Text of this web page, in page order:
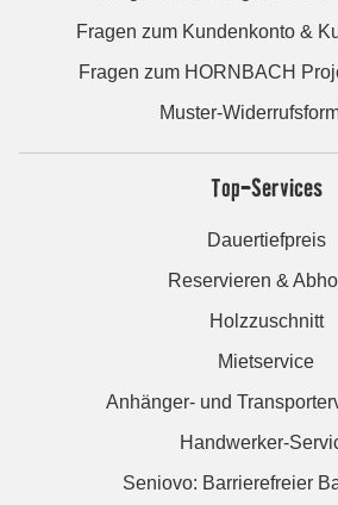
Fragen zum Kundenkonto &
Fragen zum HORNBACH
Muster-
Top-Services
Dauertiefpreis
Reservieren &
Holzzuschnitt
Mietservice
Anhänger- und
Handwerker-
Seniovo: Barrierefreier